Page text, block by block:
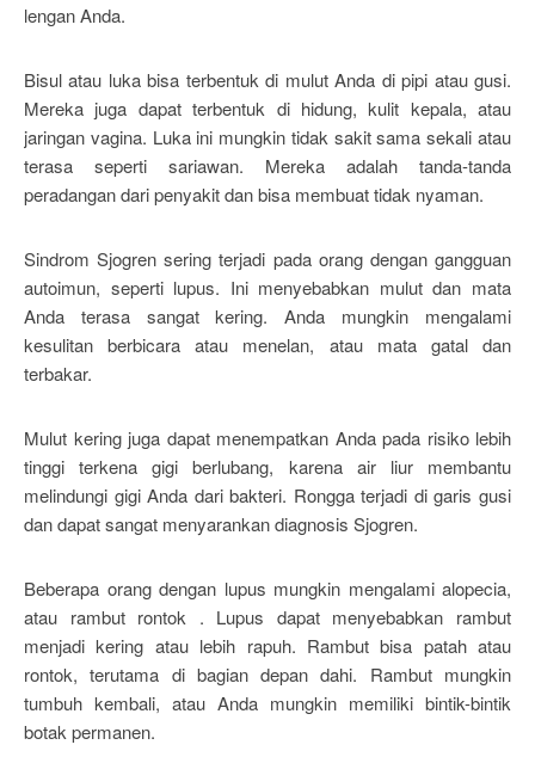
lengan Anda.
Bisul atau luka bisa terbentuk di mulut Anda di pipi atau gusi.
Mereka juga dapat terbentuk di hidung, kulit kepala, atau
jaringan vagina. Luka ini mungkin tidak sakit sama sekali atau
terasa seperti sariawan. Mereka adalah tanda-tanda
peradangan dari penyakit dan bisa membuat tidak nyaman.
Sindrom Sjogren sering terjadi pada orang dengan gangguan
autoimun, seperti lupus. Ini menyebabkan mulut dan mata
Anda terasa sangat kering. Anda mungkin mengalami
kesulitan berbicara atau menelan, atau mata gatal dan
terbakar.
Mulut kering juga dapat menempatkan Anda pada risiko lebih
tinggi terkena gigi berlubang, karena air liur membantu
melindungi gigi Anda dari bakteri. Rongga terjadi di garis gusi
dan dapat sangat menyarankan diagnosis Sjogren.
Beberapa orang dengan lupus mungkin mengalami alopecia,
atau rambut rontok . Lupus dapat menyebabkan rambut
menjadi kering atau lebih rapuh. Rambut bisa patah atau
rontok, terutama di bagian depan dahi. Rambut mungkin
tumbuh kembali, atau Anda mungkin memiliki bintik-bintik
botak permanen.